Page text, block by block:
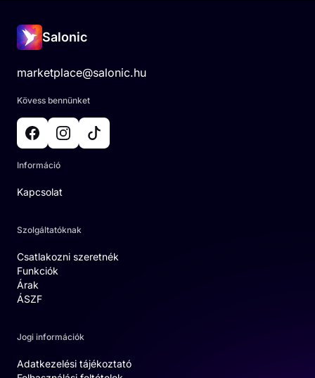
Salonic
marketplace@salonic.hu
Kövess bennünket
Információ
Kapcsolat
Szolgáltatóknak
Csatlakozni szeretnék
Funkciók
Árak
ÁSZF
Jogi információk
Adatkezelési tájékoztató